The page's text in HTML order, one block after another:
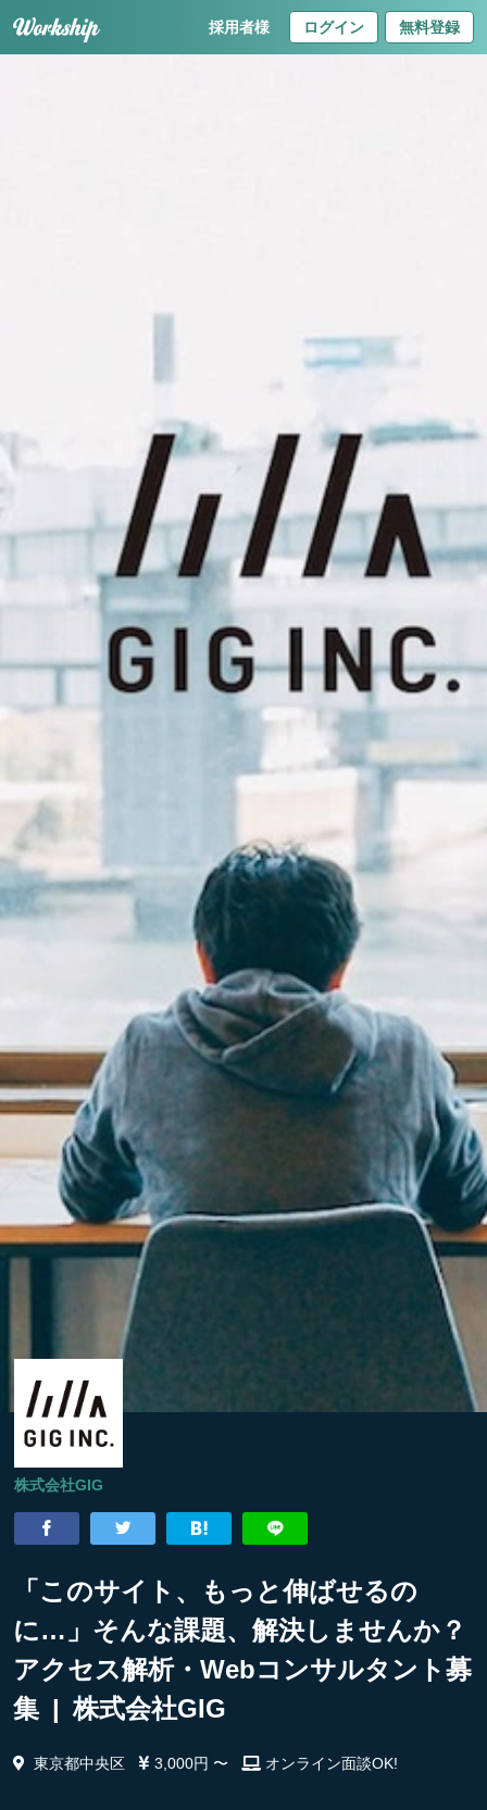
採用者様 ログイン 無料登録
株式会社GIG
「このサイト、もっと伸ばせるの
に…」そんな課題、解決しませんか？
アクセス解析・Webコンサルタント募
集 | 株式会社GIG
東京都中央区 3,000円 〜 オンライン面談OK!